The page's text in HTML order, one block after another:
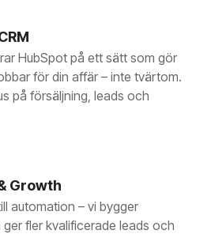
HubSpot på ett sätt som gör
för din affär – inte tvärtom.
på försäljning, leads och
Growth
automation – vi bygger
fler kvalificerade leads och